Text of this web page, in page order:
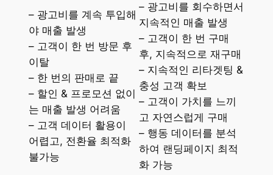
– 광고비를 계속 투입해
야 매출 발생
– 고객이 한 번 방문 후
이탈
– 한 번의 판매로 끝
– 할인 & 프로모션 없이
는 매출 발생 어려움
– 고객 데이터 활용이
어렵고, 전환율 최적화
불가능
– 광고비를 회수하면서
지속적인 매출 발생
– 고객이 한 번 구매
후, 지속적으로 재구매
– 지속적인 리타겟팅 &
충성 고객 확보
– 고객이 가치를 느끼
고 자연스럽게 구매
– 행동 데이터를 분석
하여 랜딩페이지 최적
화 가능